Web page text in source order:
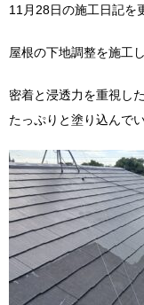
11月28日の施工日記を
屋根の下地調整を施工
密着と浸透力を重視し
たっぷりと塗り込んで